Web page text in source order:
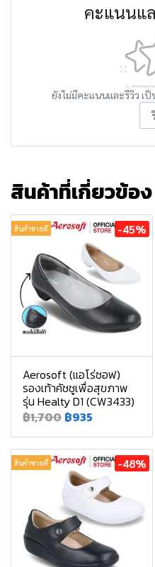
คะแนนแ
ยังไม่มีคะแนนและรีวิว เ
สินค้าที่เกี่ยวข้อง
สินค้าขายดี -45%
Aerosoft (แอโร่ซอฟ)
รองเท้าคัชชูเพื่อสุขภาพ
รุ่น Healty D1 (CW3433)
฿1,700 ฿935
สินค้าขายดี -48%